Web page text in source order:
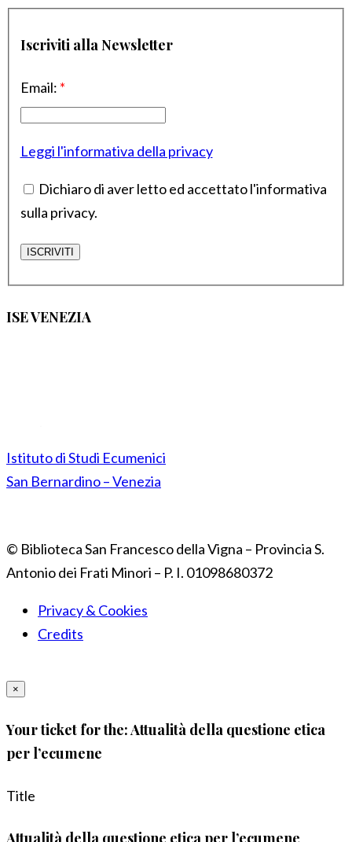
Iscriviti alla Newsletter
Email: *
Leggi l'informativa della privacy
Dichiaro di aver letto ed accettato l'informativa
sulla privacy.
ISE VENEZIA
Istituto di Studi Ecumenici
San Bernardino – Venezia
© Biblioteca San Francesco della Vigna – Provincia S.
Antonio dei Frati Minori – P. I. 01098680372
Privacy & Cookies
Credits
×
Your ticket for the: Attualità della questione etica
per l’ecumene
Title
Attualità della questione etica per l’ecumene